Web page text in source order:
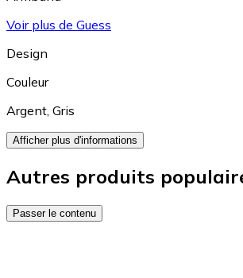
Voir plus de Guess
Design
Couleur
Argent Gris
Afficher plus d'informations
Autres produits
Passer le contenu